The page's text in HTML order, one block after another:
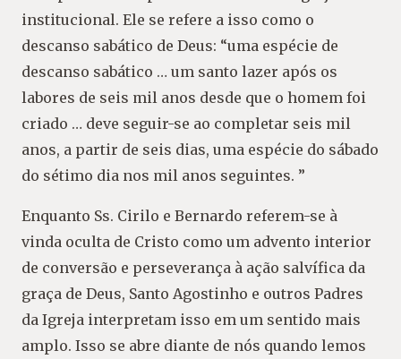
institucional. Ele se refere a isso como o
descanso sabático de Deus: “uma espécie de
descanso sabático … um santo lazer após os
labores de seis mil anos desde que o homem foi
criado … deve seguir-se ao completar seis mil
anos, a partir de seis dias, uma espécie do sábado
do sétimo dia nos mil anos seguintes. ”
Enquanto Ss. Cirilo e Bernardo referem-se à
vinda oculta de Cristo como um advento interior
de conversão e perseverança à ação salvífica da
graça de Deus, Santo Agostinho e outros Padres
da Igreja interpretam isso em um sentido mais
amplo. Isso se abre diante de nós quando lemos